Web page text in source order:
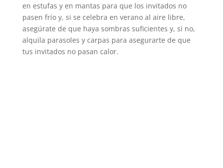
en estufas y en mantas para que los invitados no
pasen frío y, si se celebra en verano al aire libre,
asegúrate de que haya sombras suficientes y, si no,
alquila parasoles y carpas para asegurarte de que
tus invitados no pasan calor.